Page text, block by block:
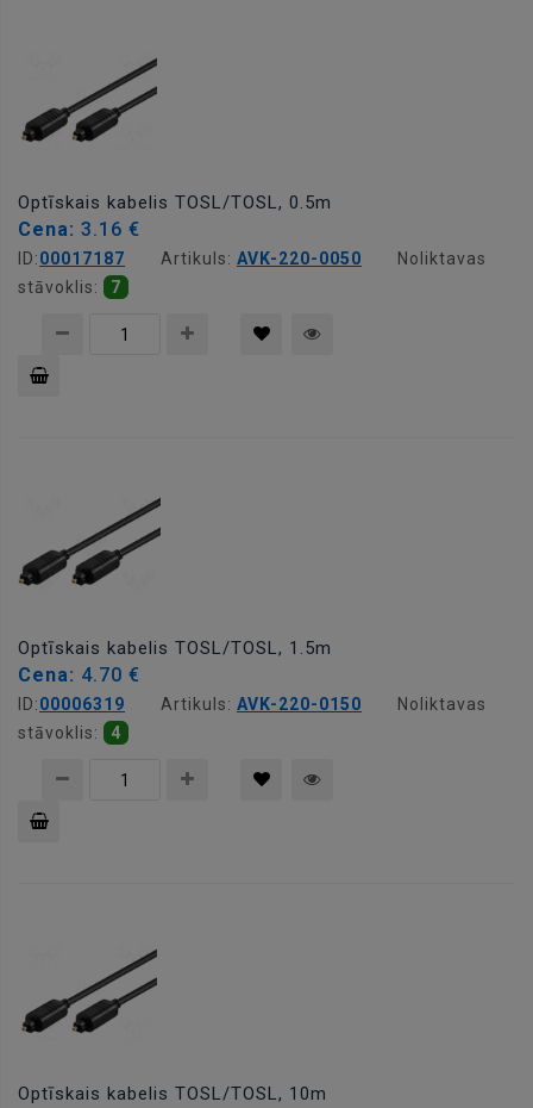
Optīskais kabelis TOSL/TOSL, 0.5m
Cena: 3.16 €
ID:00017187 Artikuls: AVK-220-0050
Noliktavas
stāvoklis:
7
Optīskais kabelis TOSL/TOSL, 1.5m
Cena: 4.70 €
ID:00006319 Artikuls: AVK-220-0150
Noliktavas
stāvoklis:
4
Optīskais kabelis TOSL/TOSL, 10m